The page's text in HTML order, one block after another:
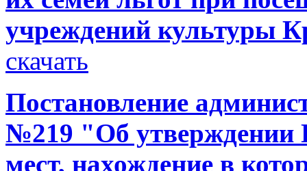
учреждений культуры
скачать
Постановление
№219 "Об утверждении
мест, нахождение в